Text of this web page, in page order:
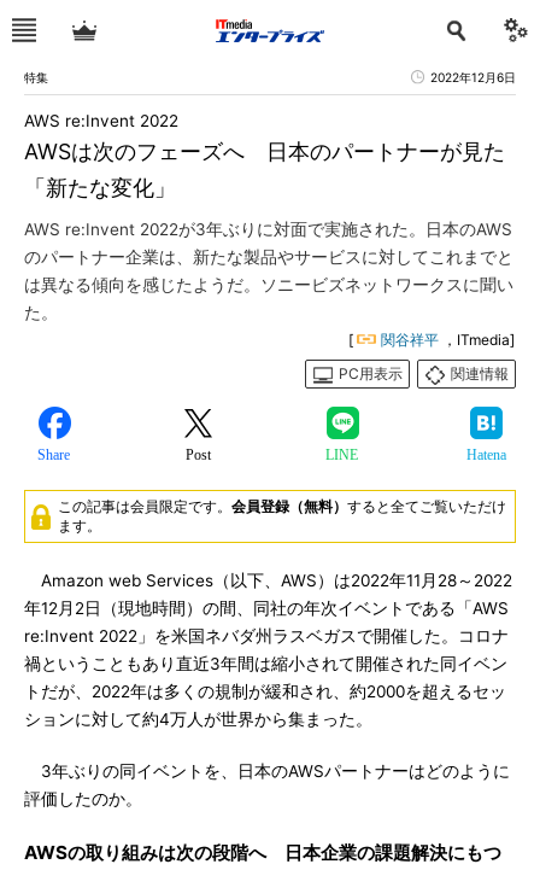
特集 2022年12月6日
AWSは次のフェーズへ 日本のパートナーが見た
「新たな変化」
AWS re:Invent 2022
AWS re:Invent 2022が3年ぶりに対面で実施された。日本のAWS
のパートナー企業は、新たな製品やサービスに対してこれまでと
は異なる傾向を感じたようだ。ソニービズネットワークスに聞い
た。
[ 関谷祥平 ，ITmedia]
PC用表示
関連情報
Share Post LINE Hatena
この記事は会員限定です。 会員登録（無料） すると全てご覧いただけ
ます。
Amazon web Services（以下、AWS）は2022年11月28～2022
年12月2日（現地時間）の間、同社の年次イベントである「AWS
re:Invent 2022」を米国ネバダ州ラスベガスで開催した。コロナ
禍ということもあり直近3年間は縮小されて開催された同イベン
トだが、2022年は多くの規制が緩和され、約2000を超えるセッ
ションに対して約4万人が世界から集まった。
3年ぶりの同イベントを、日本のAWSパートナーはどのように
評価したのか。
AWSの取り組みは次の段階へ 日本企業の課題解決にもつ